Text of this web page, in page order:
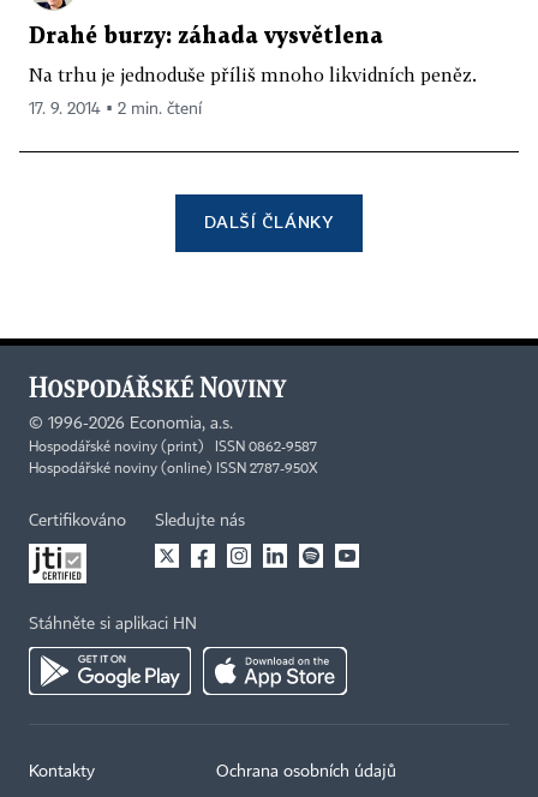
Drahé burzy: záhada vysvětlena
Na trhu je jednoduše příliš mnoho likvidních peněz.
17. 9. 2014 ▪ 2 min. čtení
DALŠÍ ČLÁNKY
© 1996-2026 Economia, a.s.
Hospodářské noviny (print) ISSN 0862-9587
Hospodářské noviny (online) ISSN 2787-950X
Certifikováno Sledujte nás
Stáhněte si aplikaci HN
Kontakty Ochrana osobních údajů